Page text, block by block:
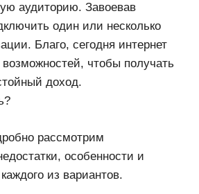
аудиторию. Завоевав
один или несколько
Благо, сегодня интернет
возможностей, чтобы получать
доход.
рассмотрим
особенности и
из вариантов.